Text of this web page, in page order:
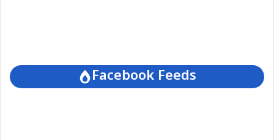
Facebook Feeds